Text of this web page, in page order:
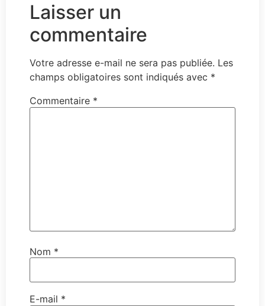
Laisser un
commentaire
Votre adresse e-mail ne sera pas publiée. Les
champs obligatoires sont indiqués avec *
Commentaire *
Nom *
E-mail *